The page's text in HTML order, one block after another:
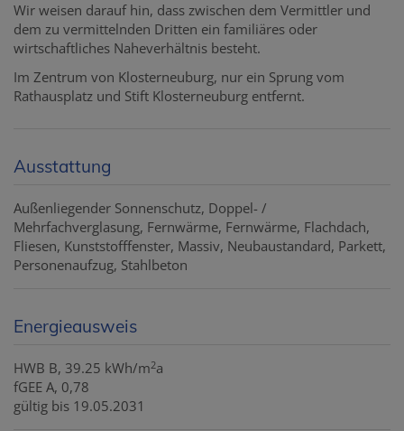
Wir weisen darauf hin, dass zwischen dem Vermittler und
dem zu vermittelnden Dritten ein familiäres oder
wirtschaftliches Naheverhältnis besteht.
Im Zentrum von Klosterneuburg, nur ein Sprung vom
Rathausplatz und Stift Klosterneuburg entfernt.
Ausstattung
Außenliegender Sonnenschutz Doppel- /
Mehrfachverglasung Fernwärme Fernwärme Flachdach
Fliesen Kunststofffenster Massiv Neubaustandard Parkett
Personenaufzug Stahlbeton
Energieausweis
HWB B, 39.25 kWh/m2a
fGEE A, 0,78
gültig bis 19.05.2031